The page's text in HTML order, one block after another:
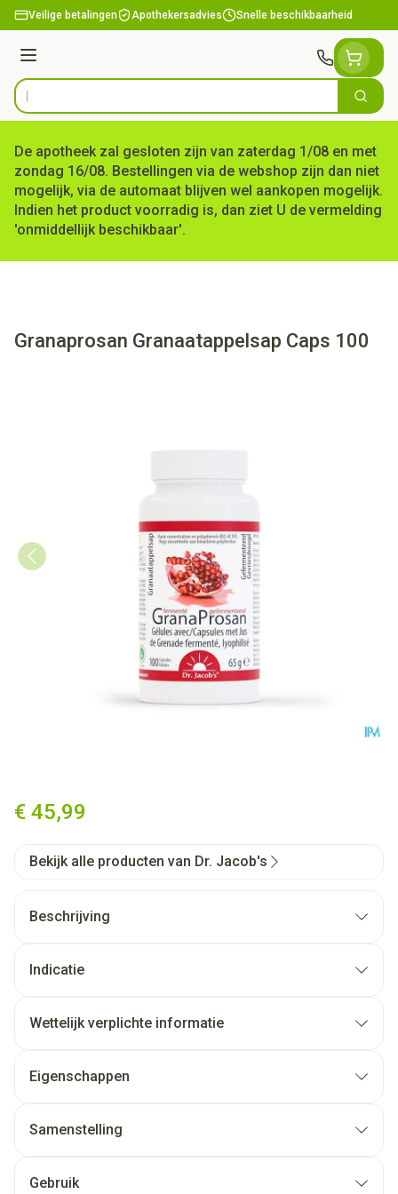
Ga naar de inhoud
Veilige betalingen Apothekersadvies Snelle beschikbaarheid
Menu
Product, merk, categorie... Zoek
De apotheek zal gesloten zijn van zaterdag 1/08 en met
zondag 16/08. Bestellingen via de webshop zijn dan niet
mogelijk, via de automaat blijven wel aankopen mogelijk.
Indien het product voorradig is, dan ziet U de vermelding
'onmiddellijk beschikbaar'.
Granaprosan Granaatappelsap Caps 100
€ 45,99
Bekijk alle producten van Dr. Jacob's
Beschrijving
Indicatie
Wettelijk verplichte informatie
Eigenschappen
Samenstelling
Gebruik